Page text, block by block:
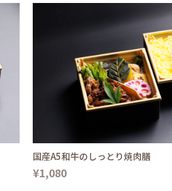
国産A5和牛のしっとり焼肉膳
¥1,080